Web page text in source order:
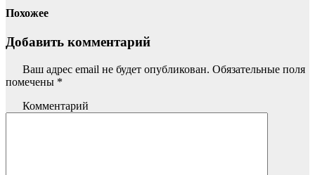
Похожее
Добавить комментарий
Ваш адрес email не будет опубликован. Обязательные поля
помечены *
Комментарий